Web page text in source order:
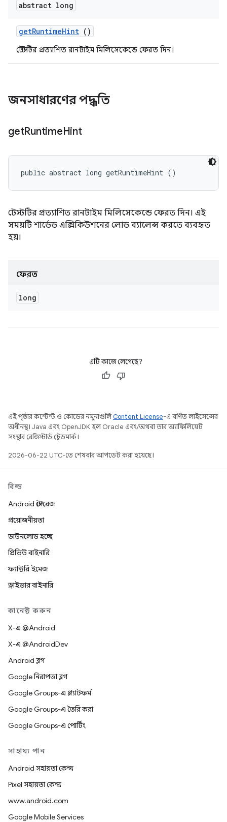
abstract long
getRuntimeHint ()
টেস্টটির প্রত্যাশিত রানটাইম মিলিসেকেন্ডে ফেরত দিন।
জনসাধারণের পদ্ধতি
getRuntimeHint
public abstract long getRuntimeHint ()
টেস্টটির প্রত্যাশিত রানটাইম মিলিসেকেন্ডে ফেরত দিন। এই
সময়টি শার্ডেড এক্সিকিউশনের লোড ব্যালেন্স করতে ব্যবহৃত
হয়।
ফেরত
long
এটি কাজে লেগেছে?
এই পৃষ্ঠার কন্টেন্ট ও কোডের নমুনাগুলিContent License-এ বর্ণিত লাইসেন্সের
অধীনস্থ। Java এবং OpenJDK হল Oracle এবং/অথবা তার অ্যাফিলিয়েট
সংস্থার রেজিস্টার্ড ট্রেডমার্ক।
2026-06-22 UTC-তে শেষবার আপডেট করা হয়েছে।
বিল্ড
Android স্টোরেজ
প্রয়োজনীয়তা
ডাউনলোড হচ্ছে
প্রিভিউ বাইনারি
ফ্যাক্টরি ইমেজ
ড্রাইভার বাইনারি
কানেক্ট করুন
X-এ @Android
X-এ @AndroidDev
Android ব্লগ
Google নিরাপত্তা ব্লগ
Google Groups-এ প্ল্যাটফর্ম
Google Groups-এ তৈরি করা
Google Groups-এ পোর্টিং
সাহায্য পান
Android সহায়তা কেন্দ্র
Pixel সহায়তা কেন্দ্র
www.android.com
Google Mobile Services